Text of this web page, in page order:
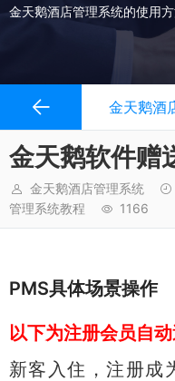
金天鹅酒店管理系统的使用
金天鹅酒
金天鹅软件赠
金天鹅酒店管理系统
管理系统教程
1166
PMS具体场景操作
以下为注册会员自
新客入住，注册成